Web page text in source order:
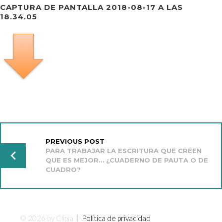
CAPTURA DE PANTALLA 2018-08-17 A LAS
18.34.05
ENTRADASPREVIOUS POST
PARA TRABAJAR LA ESCRITURA QUE CREEN
QUE ES MEJOR… ¿CUADERNO DE PAUTA O DE
CUADRO?
© 2026 by Clipia Política de privacidad